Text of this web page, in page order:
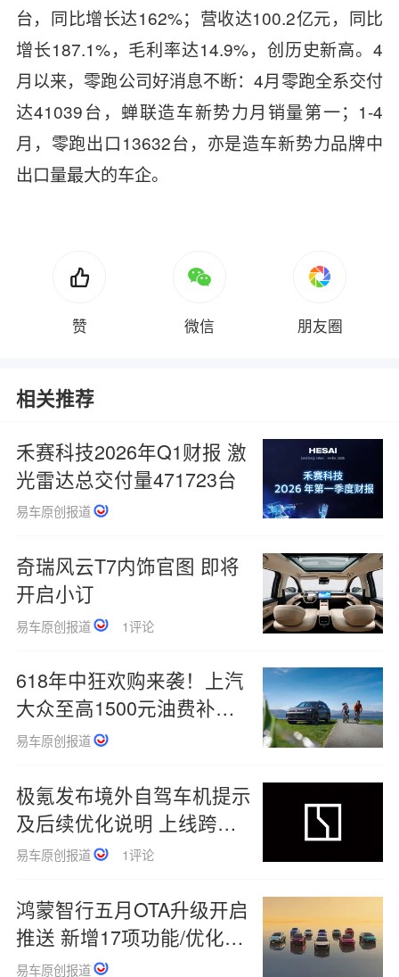
台，同比增长达162%；营收达100.2亿元，同比
增长187.1%，毛利率达14.9%，创历史新高。4
月以来，零跑公司好消息不断：4月零跑全系交付
达41039台，蝉联造车新势力月销量第一；1-4
月，零跑出口13632台，亦是造车新势力品牌中
出口量最大的车企。
赞 微信 朋友圈
相关推荐
禾赛科技2026年Q1财报 激
光雷达总交付量471723台
易车原创报道
奇瑞风云T7内饰官图 即将
开启小订
易车原创报道 1评论
618年中狂欢购来袭！上汽
大众至高1500元油费补贴
限时开启
易车原创报道
极氪发布境外自驾车机提示
及后续优化说明 上线跨境
守护功能
易车原创报道 1评论
鸿蒙智行五月OTA升级开启
推送 新增17项功能/优化36
项体验
易车原创报道